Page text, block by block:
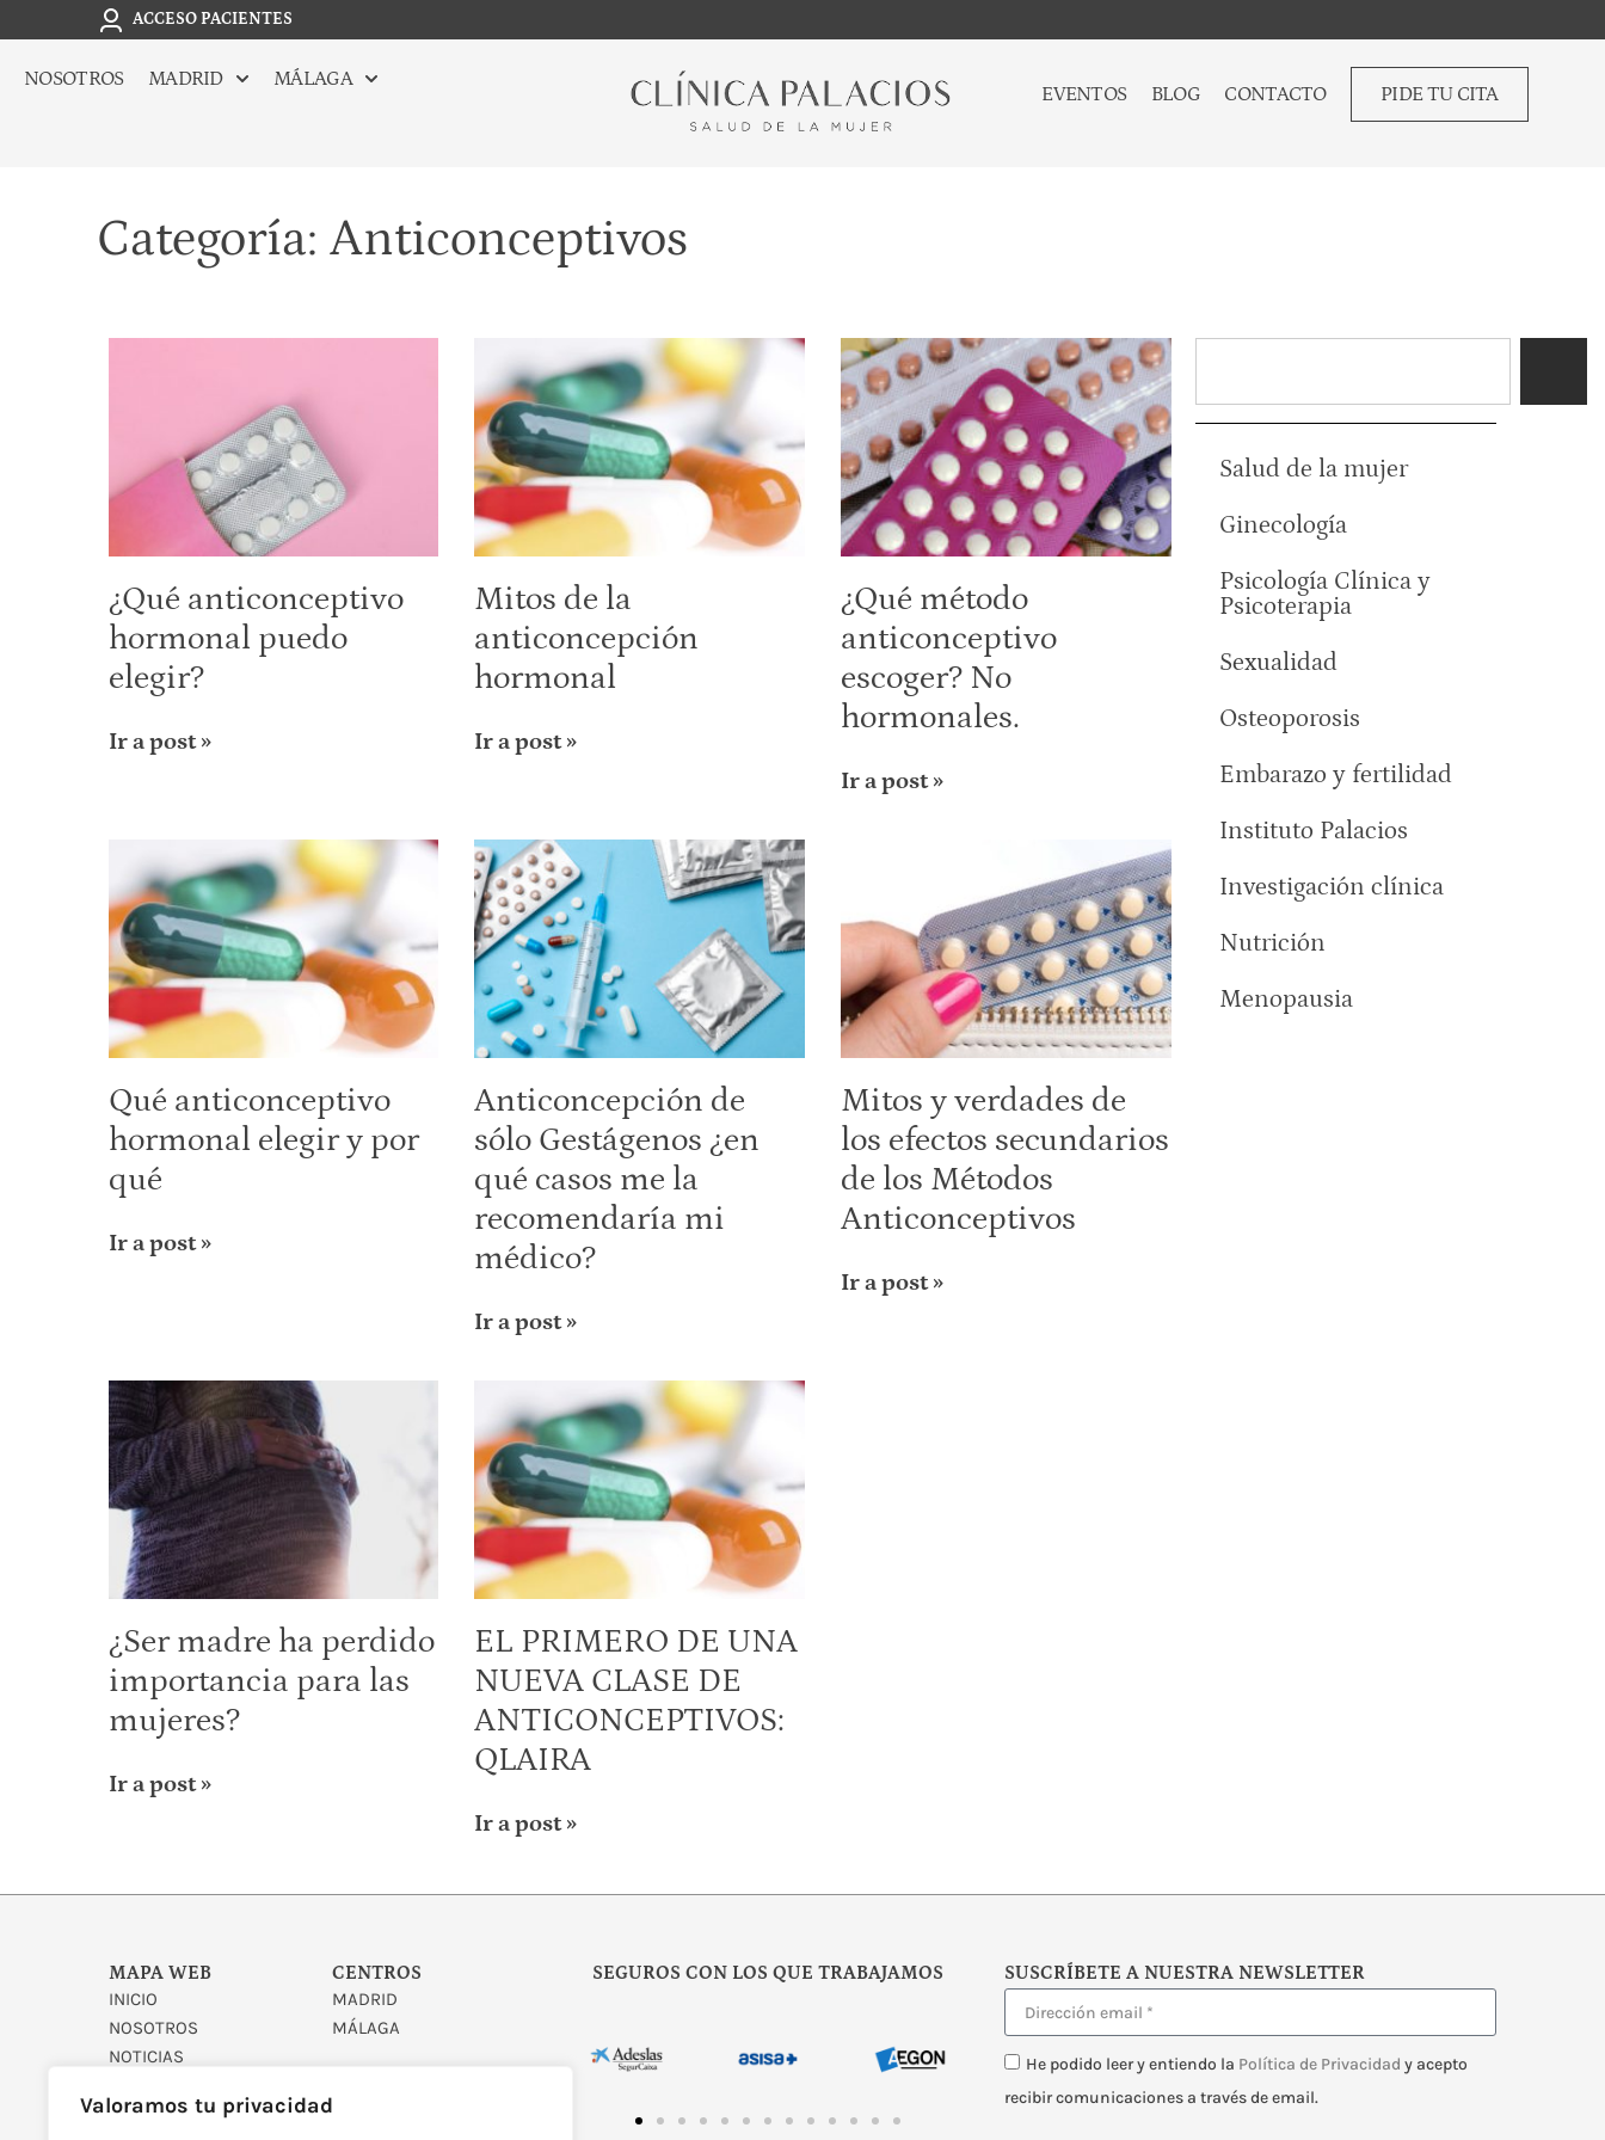
Valoramos tu privacidad
ACCESO PACIENTES
NOSOTROS MADRID MÁLAGA
EVENTOS BLOG CONTACTO PIDE TU CITA
Categoría: Anticonceptivos
¿Qué anticonceptivo
hormonal puedo
elegir?
Ir a post »
Mitos de la
anticoncepción
hormonal
Ir a post »
¿Qué método
anticonceptivo
escoger? No
hormonales.
Ir a post »
Qué anticonceptivo
hormonal elegir y por
qué
Ir a post »
Anticoncepción de
sólo Gestágenos ¿en
qué casos me la
recomendaría mi
médico?
Ir a post »
Mitos y verdades de
los efectos secundarios
de los Métodos
Anticonceptivos
Ir a post »
¿Ser madre ha perdido
importancia para las
mujeres?
Ir a post »
EL PRIMERO DE UNA
NUEVA CLASE DE
ANTICONCEPTIVOS:
QLAIRA
Ir a post »
Salud de la mujer
Ginecología
Psicología Clínica y
Psicoterapia
Sexualidad
Osteoporosis
Embarazo y fertilidad
Instituto Palacios
Investigación clínica
Nutrición
Menopausia
MAPA WEB
INICIO
NOSOTROS
NOTICIAS
CENTROS
MADRID
MÁLAGA
SEGUROS CON LOS QUE TRABAJAMOS SUSCRÍBETE A NUESTRA NEWSLETTER
He podido leer y entiendo la Política de Privacidad y acepto
recibir comunicaciones a través de email.